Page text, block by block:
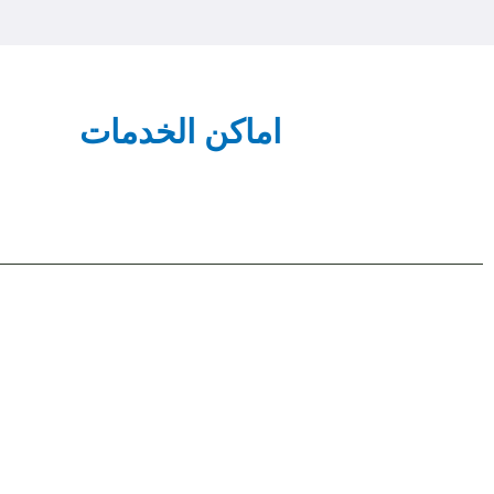
اماكن الخدمات